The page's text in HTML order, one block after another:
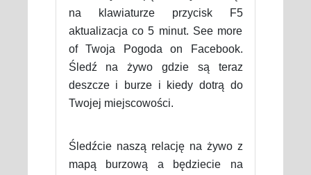
na klawiaturze przycisk F5
aktualizacja co 5 minut. See more
of Twoja Pogoda on Facebook.
Śledź na żywo gdzie są teraz
deszcze i burze i kiedy dotrą do
Twojej miejscowości.
Śledźcie naszą relację na żywo z
mapą burzową a będziecie na